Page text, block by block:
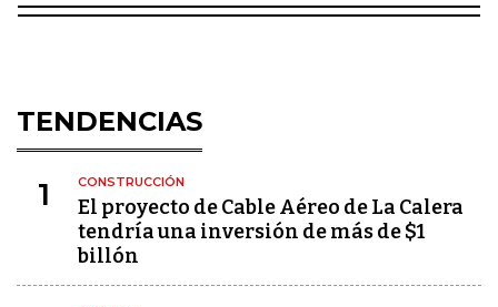
TENDENCIAS
1 CONSTRUCCIÓN
El proyecto de Cable Aéreo de La Calera
tendría una inversión de más de $1
billón